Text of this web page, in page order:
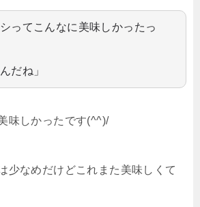
ってこんなに美味しかったっ
だね」
味しかったです(^^)/
少なめだけどこれまた美味しくて